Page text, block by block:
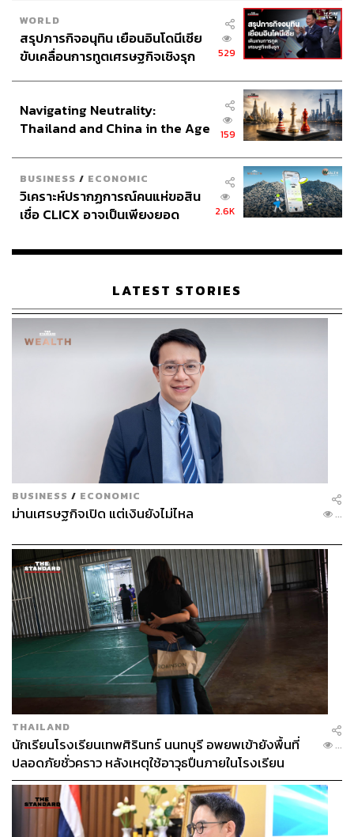
WORLD
สรุปภารกิจอนุทิน เยือนอินโดนีเซีย
ขับเคลื่อนการทูตเศรษฐกิจเชิงรุก
529
Navigating Neutrality:
Thailand and China in the Age
159
BUSINESS / ECONOMIC
วิเคราะห์ปรากฏการณ์คนแห่ขอสิน
เชื่อ CLICX อาจเป็นเพียงยอด
เรือนไทยที่ถูกซุกไว้
2.6K
LATEST STORIES
BUSINESS / ECONOMIC
ม่านเศรษฐกิจเปิด แต่เงินยังไม่ไหล ...
THAILAND
นักเรียนโรงเรียนเทพศิรินทร์ นนทบุรี อพยพเข้ายังพื้นที่
ปลอดภัยชั่วคราว หลังเหตุใช้อาวุธปืนภายในโรงเรียน
คลี่คลาย
...